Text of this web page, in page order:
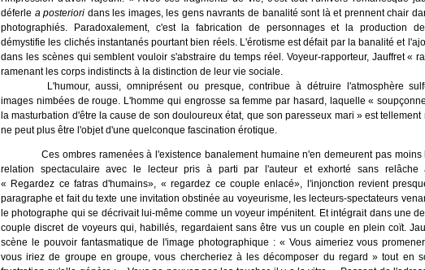
déferle a posteriori dans les images, les gens navrants de banalité sont là et prennent chair
photographiés. Paradoxalement, c'est la fabrication de personnages et la production
démystifie les clichés instantanés pourtant bien réels. L'érotisme est défait par la banalité et
dans les scènes qui semblent vouloir s'abstraire du temps réel. Voyeur-rapporteur, Jauffret «
ramenant les corps indistincts à la distinction de leur vie sociale.
L'humour, aussi, omniprésent ou presque, contribue à détruire l'atmosphère
images nimbées de rouge. L'homme qui engrosse sa femme par hasard, laquelle «
la masturbation d'être la cause de son douloureux état, que son paresseux mari » est
ne peut plus être l'objet d'une quelconque fascination érotique.
Ces ombres ramenées à l'existence banalement humaine n'en demeurent pas moins
relation spectaculaire avec le lecteur pris à parti par l'auteur et exhorté sans
« Regardez ce fatras d'humains», « regardez ce couple enlacé», l'injonction revient
paragraphe et fait du texte une invitation obstinée au voyeurisme, les lecteurs-spectateurs
le photographe qui se décrivait lui-même comme un voyeur impénitent. Et intégrait dans une
couple discret de voyeurs qui, habillés, regardaient sans être vus un couple en plein coït.
scène le pouvoir fantasmatique de l'image photographique : « Vous aimeriez vous
vous iriez de groupe en groupe, vous chercheriez à les décomposer du regard » tout en